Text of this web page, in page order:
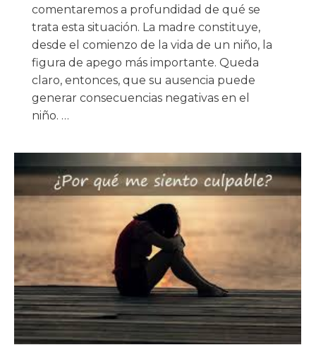
comentaremos a profundidad de qué se
trata esta situación. La madre constituye,
desde el comienzo de la vida de un niño, la
figura de apego más importante. Queda
claro, entonces, que su ausencia puede
generar consecuencias negativas en el
niño. …